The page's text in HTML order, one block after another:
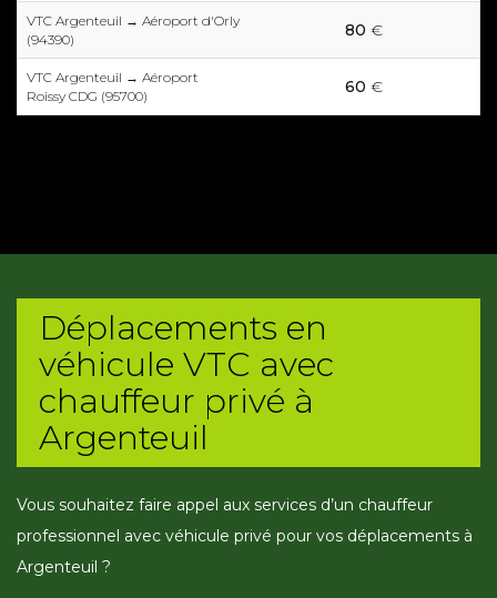
VTC Argenteuil → Aéroport d'Orly
(94390)
80 €
VTC Argenteuil → Aéroport
Roissy CDG (95700)
60 €
Déplacements en
véhicule VTC avec
chauffeur privé à
Argenteuil
Vous souhaitez faire appel aux services d’un chauffeur
professionnel avec véhicule privé pour vos déplacements à
Argenteuil ?